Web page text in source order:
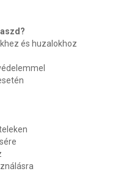
és huzalokhoz